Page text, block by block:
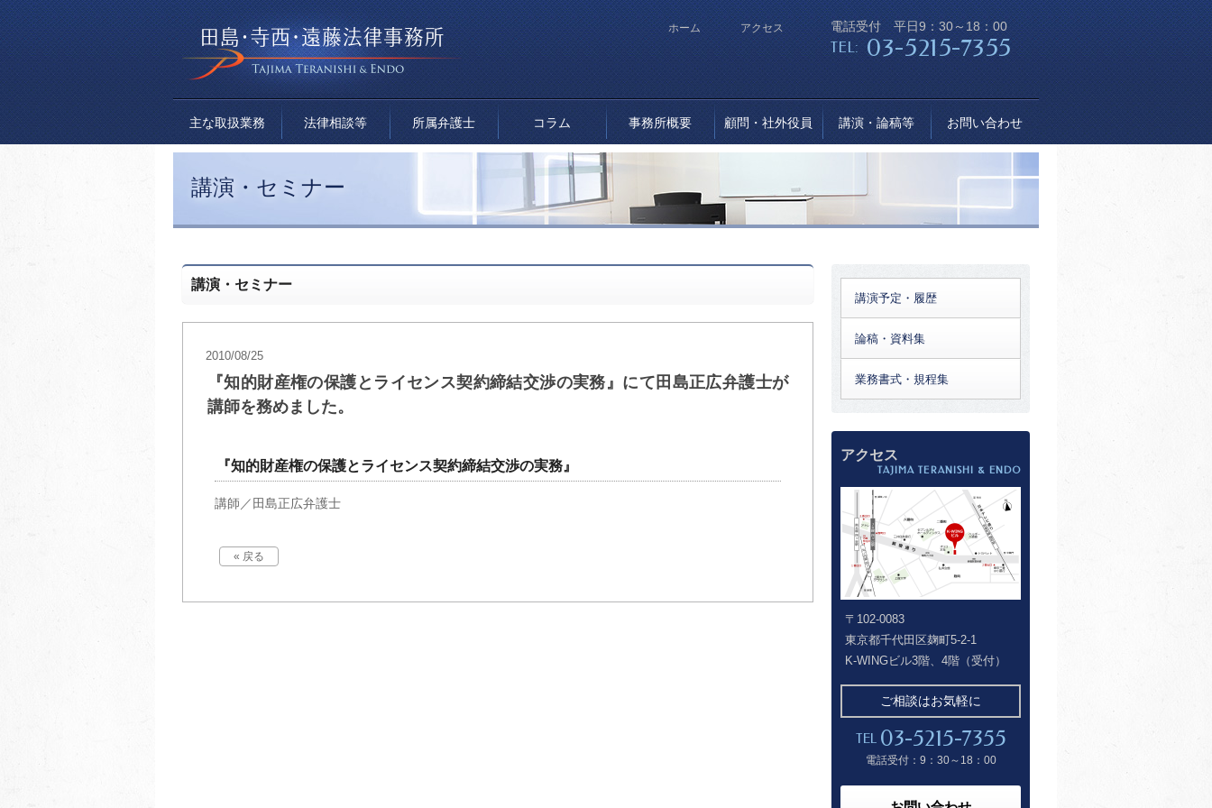
電話受付 平日9：30～18：00
TEL:03-5215-7355
ホーム アクセス
主な取扱業務 法律相談等 所属弁護士 コラム 事務所概要 顧問・社外役員 講演・論稿等 お問い合わせ
講演・セミナー
講演・セミナー
2010/08/25
『知的財産権の保護とライセンス契約締結交渉の実務』にて田島正広弁護士が
講師を務めました。
『知的財産権の保護とライセンス契約締結交渉の実務』
講師／田島正広弁護士
« 戻る
講演予定・履歴
論稿・資料集
業務書式・規程集
アクセス
TAJIMA TERANISHI & ENDO
〒102-0083
東京都千代田区麹町5-2-1
K-WINGビル3階、4階（受付）
ご相談はお気軽に
TEL 03-5215-7355
電話受付：9：30～18：00